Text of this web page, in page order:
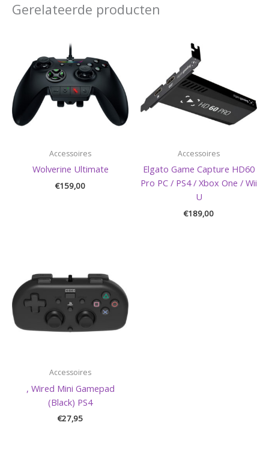
Gerelateerde producten
Accessoires
Wolverine Ultimate
€159,00
Accessoires
Elgato Game Capture HD60
Pro PC / PS4 / Xbox One / Wii
U
€189,00
Accessoires
, Wired Mini Gamepad
(Black) PS4
€27,95